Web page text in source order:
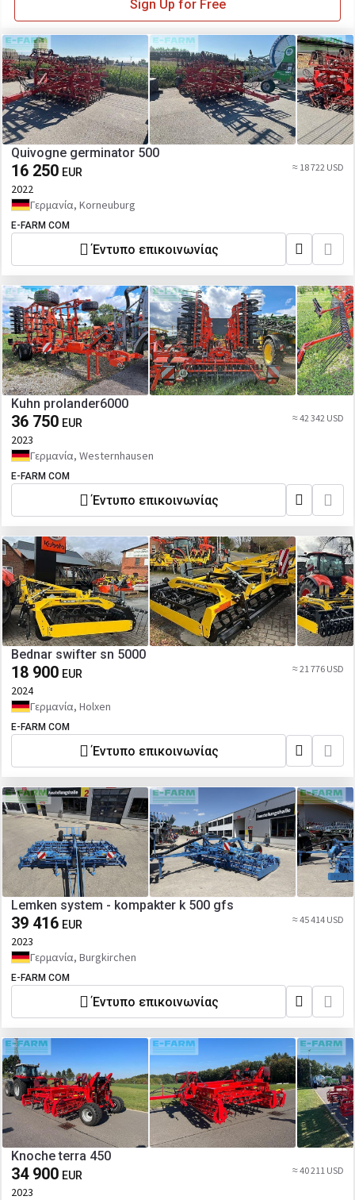
Sign Up for Free
Quivogne germinator 500
16 250 EUR ≈ 18 722 USD
2022
Γερμανία, Korneuburg
E-FARM COM
Έντυπο επικοινωνίας
Kuhn prolander6000
36 750 EUR ≈ 42 342 USD
2023
Γερμανία, Westernhausen
E-FARM COM
Έντυπο επικοινωνίας
Bednar swifter sn 5000
18 900 EUR ≈ 21 776 USD
2024
Γερμανία, Holxen
E-FARM COM
Έντυπο επικοινωνίας
Lemken system - kompakter k 500 gfs
39 416 EUR ≈ 45 414 USD
2023
Γερμανία, Burgkirchen
E-FARM COM
Έντυπο επικοινωνίας
Knoche terra 450
34 900 EUR ≈ 40 211 USD
2023